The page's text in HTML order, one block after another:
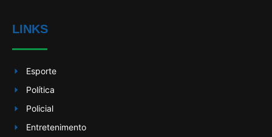
LINKS
Esporte
Política
Policial
Entretenimento